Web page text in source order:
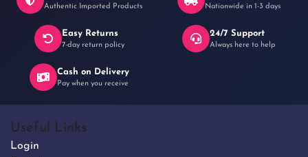
Authentic Imported Products Nationwide in 1-3 days
Easy Returns
7-day return policy
24/7 Support
Always here to help
Cash on Delivery
Pay when you receive
Useful Links
Login